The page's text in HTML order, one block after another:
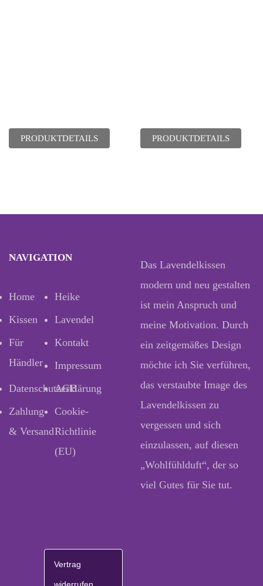
PRODUKTDETAILS PRODUKTDETAILS
NAVIGATION
Home
Heike
Kissen
Lavendel
Für
Händler
Kontakt
Impressum
Datenschutzerklärung
AGB
Zahlung
& Versand
Cookie-
Richtlinie
(EU)
Das Lavendelkissen
modern und neu gestalten
ist mein Anspruch und
meine Motivation. Durch
ein zeitgemäßes Design
möchte ich Sie verführen,
das verstaubte Image des
Lavendelkissen zu
vergessen und sich
einzulassen, auf diesen
„Wohlfühlduft“, der so
viel Gutes für Sie tut.
Vertrag